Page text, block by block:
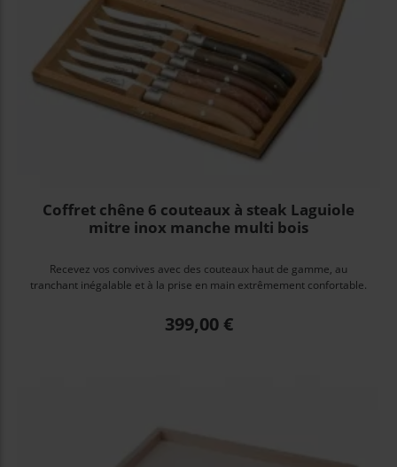
Coffret chêne 6 couteaux à steak Laguiole
mitre inox manche multi bois
Recevez vos convives avec des couteaux haut de gamme, au
tranchant inégalable et à la prise en main extrêmement confortable.
Prix
399,00 €